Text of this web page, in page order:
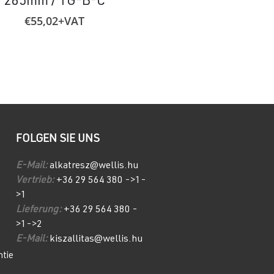
€55,02+VAT
FOLGEN SIE UNS
E-Mail:alkatresz@wellis.hu
Vertrieb: +36 29 564 380 ->1-
>1
Lieferung: +36 29 564 380 -
>1->2
E-Mail: kiszallitas@wellis.hu